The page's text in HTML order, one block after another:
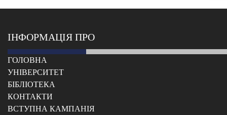
ІНФОРМАЦІЯ ПРО
ГОЛОВНА
УНІВЕРСИТЕТ
БІБЛІОТЕКА
КОНТАКТИ
ВСТУПНА КАМПАНІЯ